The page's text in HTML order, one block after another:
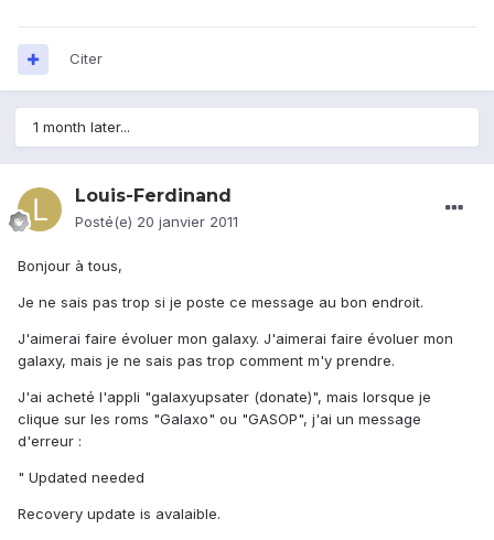
Citer
1 month later...
Louis-Ferdinand
Posté(e) 20 janvier 2011
Bonjour à tous,
Je ne sais pas trop si je poste ce message au bon endroit.
J'aimerai faire évoluer mon galaxy. J'aimerai faire évoluer mon
galaxy, mais je ne sais pas trop comment m'y prendre.
J'ai acheté l'appli "galaxyupsater (donate)", mais lorsque je
clique sur les roms "Galaxo" ou "GASOP", j'ai un message
d'erreur :
" Updated needed
Recovery update is avalaible.